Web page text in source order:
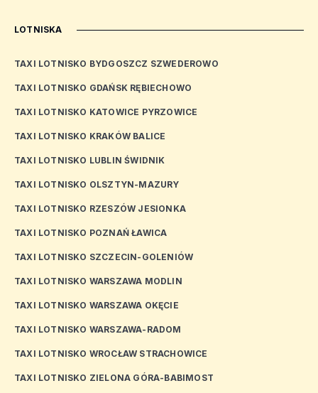
LOTNISKA
TAXI LOTNISKO BYDGOSZCZ SZWEDEROWO
TAXI LOTNISKO GDAŃSK RĘBIECHOWO
TAXI LOTNISKO KATOWICE PYRZOWICE
TAXI LOTNISKO KRAKÓW BALICE
TAXI LOTNISKO LUBLIN ŚWIDNIK
TAXI LOTNISKO OLSZTYN-MAZURY
TAXI LOTNISKO RZESZÓW JESIONKA
TAXI LOTNISKO POZNAŃ ŁAWICA
TAXI LOTNISKO SZCZECIN-GOLENIÓW
TAXI LOTNISKO WARSZAWA MODLIN
TAXI LOTNISKO WARSZAWA OKĘCIE
TAXI LOTNISKO WARSZAWA-RADOM
TAXI LOTNISKO WROCŁAW STRACHOWICE
TAXI LOTNISKO ZIELONA GÓRA-BABIMOST